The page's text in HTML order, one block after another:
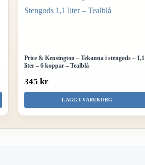
Price & Kensington – Tekanna i stengods – 1,1
liter – 6 koppar – Tealblå
345 kr
LÄGG I VARUKORG